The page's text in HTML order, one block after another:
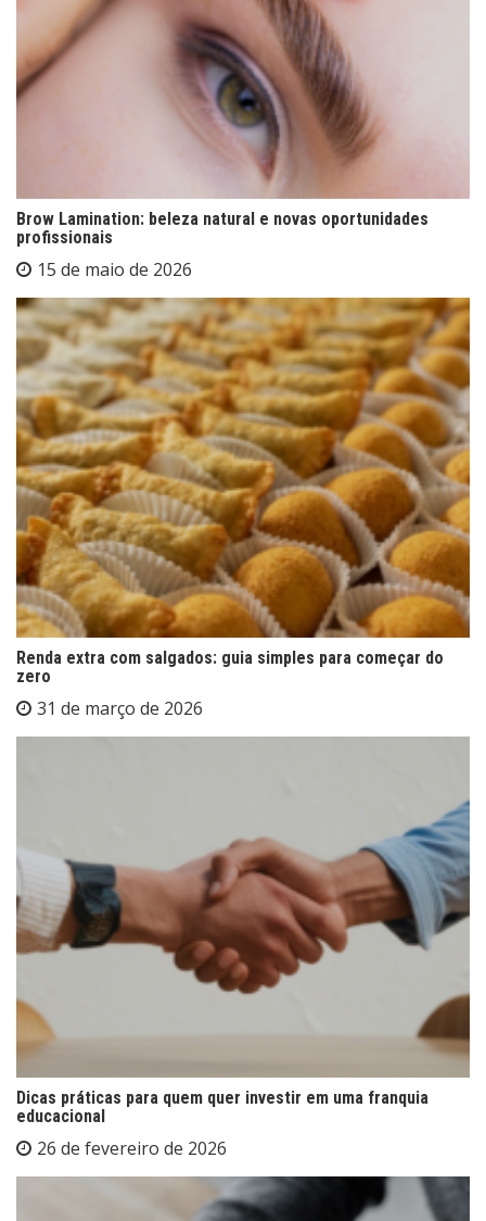
Brow Lamination: beleza natural e novas oportunidades
profissionais
15 de maio de 2026
Renda extra com salgados: guia simples para começar do
zero
31 de março de 2026
Dicas práticas para quem quer investir em uma franquia
educacional
26 de fevereiro de 2026